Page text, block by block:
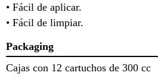
• Fácil de aplicar.
• Fácil de limpiar.
Packaging
Cajas con 12 cartuchos de 300 cc